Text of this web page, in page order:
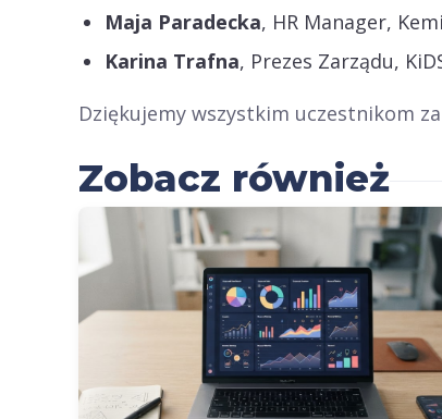
Maja Paradecka, HR Manager,
Karina Trafna, Prezes Zarządu,
Dziękujemy wszystkim uczestnikom
Zobacz również